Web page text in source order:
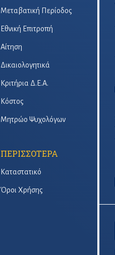
Μεταβατική Περίοδος
Εθνική Επιτροπή
Αίτηση
Δικαιολογητικά
Κριτήρια Δ.Ε.Α.
Κόστος
Μητρώο Ψυχολόγων
ΠΕΡΙΣΣΟΤΕΡΑ
Καταστατικό
Όροι Χρήσης